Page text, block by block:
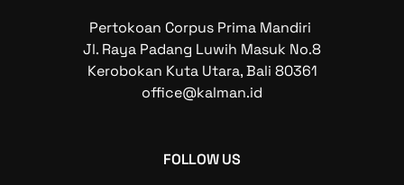
Pertokoan Corpus Prima Mandiri
Jl. Raya Padang Luwih Masuk No.8
Kerobokan Kuta Utara, Bali 80361
office@kalman.id
FOLLOW US